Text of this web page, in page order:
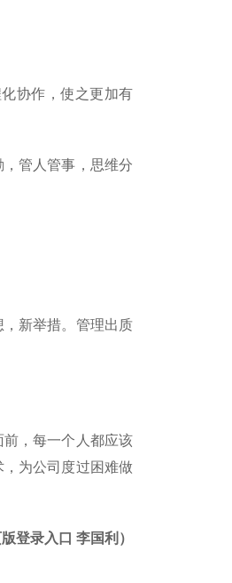
协作，使之更加有
管人管事，思维分
新举措。管理出质
，每一个人都应该
为公司度过困难做
登录入口 李国利）